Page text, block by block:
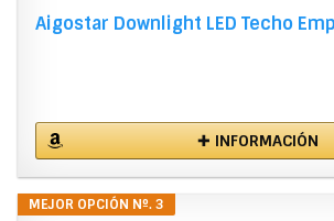
Aigostar Downlight LED Techo
✚ INFORMACIÓN
MEJOR OPCIÓN Nº. 3